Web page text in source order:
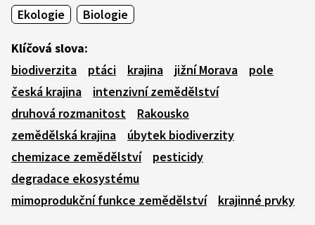
Ekologie
Biologie
Klíčová slova:
biodiverzita
ptáci krajina jižní Morava
pole
česká krajina
intenzivní zemědělství
druhová rozmanitost
Rakousko
zemědělská krajina
úbytek biodiverzity
chemizace zemědělství
pesticidy
degradace ekosystému
mimoprodukční funkce zemědělství
krajinné prvky